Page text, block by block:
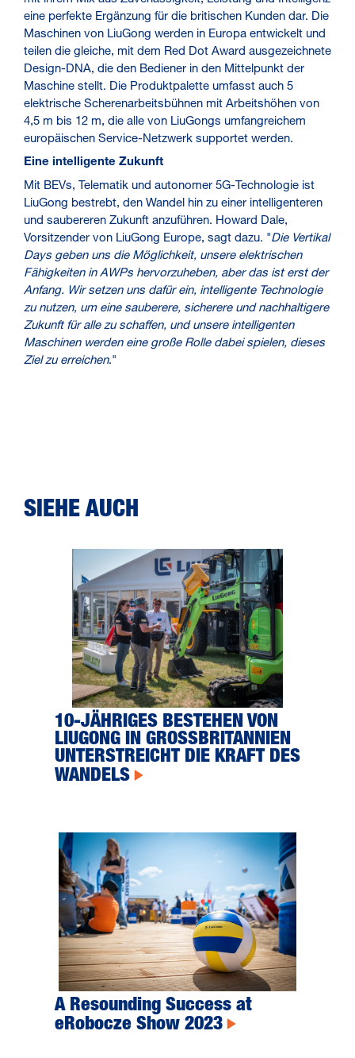
eine perfekte Ergänzung für die britischen Kunden dar. Die
Maschinen von LiuGong werden in Europa entwickelt und
teilen die gleiche, mit dem Red Dot Award ausgezeichnete
Design-DNA, die den Bediener in den Mittelpunkt der
Maschine stellt. Die Produktpalette umfasst auch 5
elektrische Scherenarbeitsbühnen mit Arbeitshöhen von
4,5 m bis 12 m, die alle von LiuGongs umfangreichem
europäischen Service-Netzwerk supportet werden.
Eine intelligente Zukunft
Mit BEVs, Telematik und autonomer 5G-Technologie ist
LiuGong bestrebt, den Wandel hin zu einer intelligenteren
und saubereren Zukunft anzuführen. Howard Dale,
Vorsitzender von LiuGong Europe, sagt dazu. "Die Vertikal
Days geben uns die Möglichkeit, unsere elektrischen
Fähigkeiten in AWPs hervorzuheben, aber das ist erst der
Anfang. Wir setzen uns dafür ein, intelligente Technologie
zu nutzen, um eine sauberere, sicherere und nachhaltigere
Zukunft für alle zu schaffen, und unsere intelligenten
Maschinen werden eine große Rolle dabei spielen, dieses
Ziel zu erreichen."
SIEHE AUCH
10-JÄHRIGES BESTEHEN VON
LIUGONG IN GROSSBRITANNIEN
UNTERSTREICHT DIE KRAFT DES
WANDELS
A Resounding Success at
eRobocze Show 2023